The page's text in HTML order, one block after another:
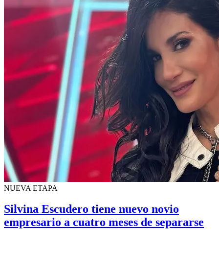
NUEVA ETAPA
Silvina Escudero tiene nuevo novio
empresario a cuatro meses de separarse